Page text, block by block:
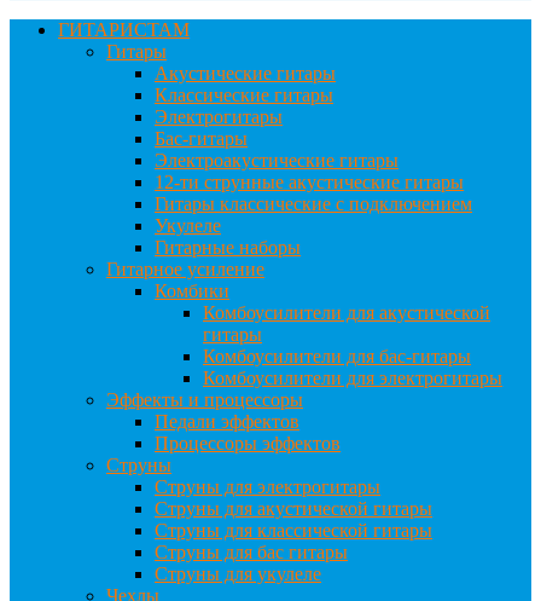
ГИТАРИСТАМ
Гитары
Акустические гитары
Классические гитары
Электрогитары
Бас-гитары
Электроакустические гитары
12-ти струнные акустические гитары
Гитары классические с подключением
Укулеле
Гитарные наборы
Гитарное усиление
Комбики
Комбоусилители для акустической
гитары
Комбоусилители для бас-гитары
Комбоусилители для электрогитары
Эффекты и процессоры
Педали эффектов
Процессоры эффектов
Струны
Струны для электрогитары
Струны для акустической гитары
Струны для классической гитары
Струны для бас гитары
Струны для укулеле
Чехлы